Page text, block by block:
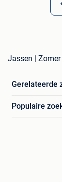
Jassen |
Gerelateerde
Populaire